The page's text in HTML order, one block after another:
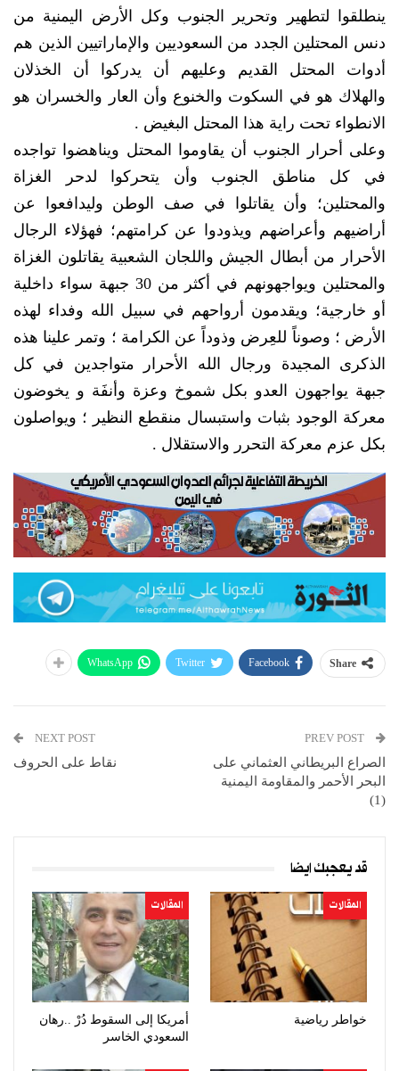
ينطلقوا لتطهير وتحرير الجنوب وكل الأرض اليمنية من
دنس المحتلين الجدد من السعوديين والإماراتيين الذين هم
أدوات المحتل القديم وعليهم أن يدركوا أن الخذلان
والهلاك هو في السكوت والخنوع وأن العار والخسران هو
الانطواء تحت راية هذا المحتل البغيض .
وعلى أحرار الجنوب أن يقاوموا المحتل ويناهضوا تواجده
في كل مناطق الجنوب وأن يتحركوا لدحر الغزاة
والمحتلين؛ وأن يقاتلوا في صف الوطن وليدافعوا عن
أراضيهم وأعراضهم ويذودوا عن كرامتهم؛ فهؤلاء الرجال
الأحرار من أبطال الجيش واللجان الشعبية يقاتلون الغزاة
والمحتلين ويواجهونهم في أكثر من 30 جبهة سواء داخلية
أو خارجية؛ ويقدمون أرواحهم في سبيل الله وفداء لهذه
الأرض ؛ وصوناً للعِرض وذوداً عن الكرامة ؛ وتمر علينا هذه
الذكرى المجيدة ورجال الله الأحرار متواجدين في كل
جبهة يواجهون العدو بكل شموخ وعزة وأنفَة و يخوضون
معركة الوجود بثبات واستبسال منقطع النظير ؛ ويواصلون
بكل عزم معركة التحرر والاستقلال .
Share
Facebook
Twitter
WhatsApp
الصراع البريطاني العثماني على
البحر الأحمر والمقاومة اليمنية
(1)
NEXT POST
نقاط على الحروف
قد يعجبك ايضا
المقالات
خواطر رياضية
المقالات
أمريكا إلى السقوط دُرْ ..رهان
السعودي الخاسر